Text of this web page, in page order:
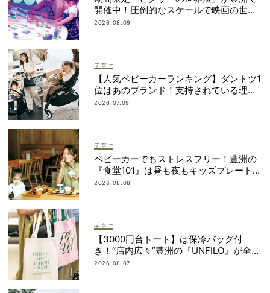
開催中！圧倒的なスケールで映画の世界
へ没入
2026.08.09
子育て
【人気ベビーカーランキング】ダントツ1
位はあのブランド！支持されている理由
は？
2026.07.09
子育て
ベビーカーでもストレスフリー！豊洲の
『食堂101』は昼も夜もキッズプレートが
ある！
2026.08.08
子育て
【3000円台トート】は保冷バッグ付
き！“店内広々”豊洲の『UNFILO』が全マ
マのオシャレと気分をアゲてくれる
2026.08.07